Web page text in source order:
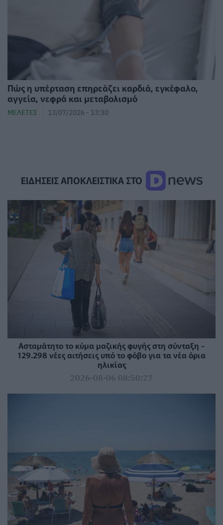
Πώς η υπέρταση επηρεάζει καρδιά, εγκέφαλο,
αγγεία, νεφρά και μεταβολισμό
ΜΕΛΈΤΕΣ 13/07/2026 - 13:30
ΕΙΔΗΣΕΙΣ ΑΠΟΚΛΕΙΣΤΙΚΑ ΣΤΟ
Ασταμάτητο το κύμα μαζικής φυγής στη σύνταξη -
129.298 νέες αιτήσεις υπό το φόβο για τα νέα όρια
ηλικίας
2026-08-06 08:50:27